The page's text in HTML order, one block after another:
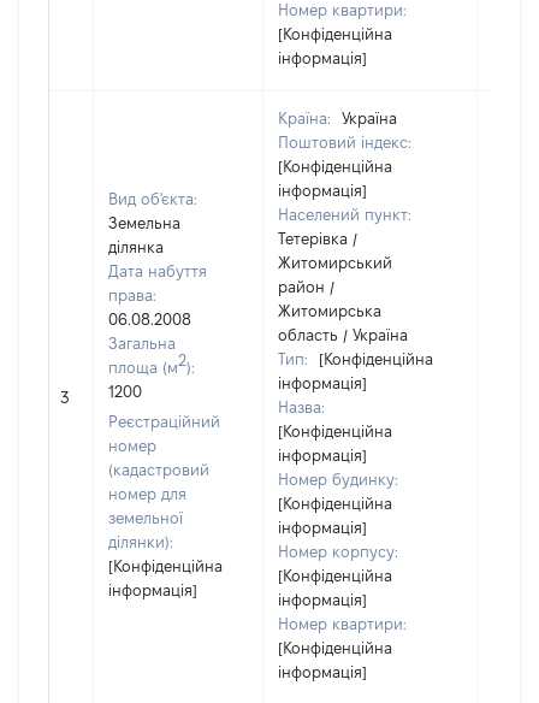
Номер квартири:
[Конфіденційна
інформація]
3
Вид об'єкта:
Земельна
ділянка
Дата набуття
права:
06.08.2008
Загальна
площа (м2):
1200
Реєстраційний
номер
(кадастровий
номер для
земельної
ділянки):
[Конфіденційна
інформація]
Країна:
Україна
Поштовий індекс:
[Конфіденційна
інформація]
Населений пункт:
Тетерівка /
Житомирський
район /
Житомирська
область / Україна
Тип:
[Конфіденційна
інформація]
Назва:
[Конфіденційна
інформація]
Номер будинку:
[Конфіденційна
інформація]
Номер корпусу:
[Конфіденційна
інформація]
Номер квартири:
[Конфіденційна
інформація]